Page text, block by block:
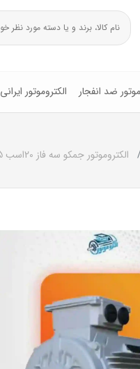
ضد انفجار الکتروموتور ایرانی
الکتروموتور جمکو سه فاز 20اسب 15 کیلووات پوسته چدن1500دور